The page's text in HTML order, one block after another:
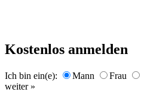
Kostenlos anmelden
Ich bin ein(e): Mann Frau
weiter »